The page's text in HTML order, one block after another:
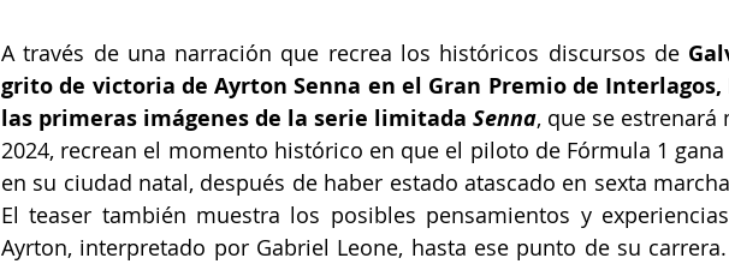
A través de una narración que recrea los históricos discursos de
grito de victoria de Ayrton Senna en el Gran Premio de Interlagos,
las primeras imágenes de la serie limitada Senna, que se estrenará
2024, recrean el momento histórico en que el piloto de Fórmula 1
en su ciudad natal, después de haber estado atascado en sexta
El teaser también muestra los posibles pensamientos y
Ayrton, interpretado por Gabriel Leone, hasta ese punto de su